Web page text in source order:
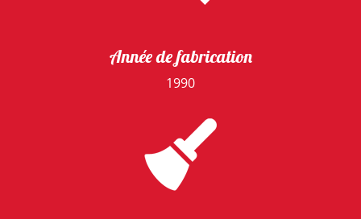
Année de fabrication
1990